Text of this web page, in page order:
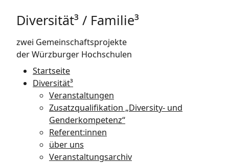
Diversität³ / Familie³
zwei Gemeinschaftsprojekte
der Würzburger Hochschulen
Startseite
Diversität³
Veranstaltungen
Zusatzqualifikation „Diversity- und
Gender­kompetenz“
Referent:innen
über uns
Veranstaltungsarchiv